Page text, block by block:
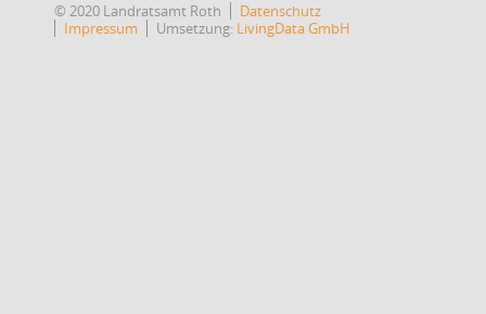
© 2020 Landratsamt Roth
Datenschutz
Impressum
Umsetzung: LivingData GmbH